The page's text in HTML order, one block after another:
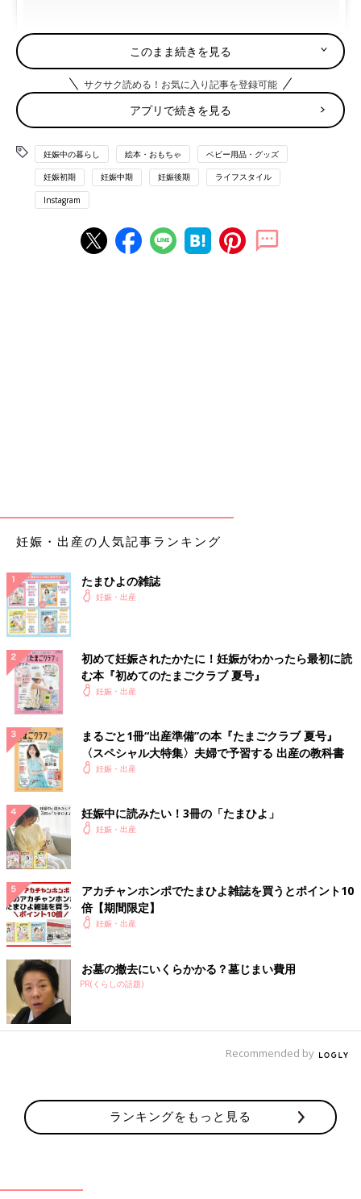
Tomoko Uchidaさん(@tomo_6231)がシェアした投稿
裁縫初心者だったTomoko Uchidaさん(@tomo_6231)がスタイ
をつくり始めたのは、
り上げたそう。当初はnunocotoというベビーグッズの通販でキ
ットを取り寄せ、型通り練習してつくるうちに、今ではキットが
ai itoさん(@aiai_s_0317)がシェアした投稿-2017 11月 5 7:05午後 PST
現在出産準備
からつくり始めた６重ガーゼのスリーパー。ほかのベビーグッズ
も同時進行でつくっているため、出産直前まで続けているそう。
生地は『fuwara』で購入（約1,500円）し、型紙はミシンの『ブ
ラザー』がWEBで公開している型紙を使用。赤ちゃんはよく布
ず使えますね！
手編みのやわらかいミトン
このまま続きを見る
サクサク読める！お気に入り記事を登録可能
アプリで続きを見る
妊娠中の暮らし 絵本・おもちゃ ベビー用品・グッズ
妊娠初期 妊娠中期 妊娠後期 ライフスタイル
Instagram
妊娠・出産の人気記事ランキング
たまひよの雑誌
妊娠・出産
初めて妊娠されたかたに！妊娠がわかったら最初に読
む本『初めてのたまごクラブ 夏号』
妊娠・出産
まるごと1冊“出産準備”の本『たまごクラブ 夏号』
〈スペシャル大特集〉夫婦で予習する 出産の教科書
妊娠・出産
妊娠中に読みたい！3冊の「たまひよ」
妊娠・出産
アカチャンホンポでたまひよ雑誌を買うとポイント10
倍【期間限定】
妊娠・出産
お墓の撤去にいくらかかる？墓じまい費用
PR(くらしの話題)
Recommended by
ランキングをもっと見る